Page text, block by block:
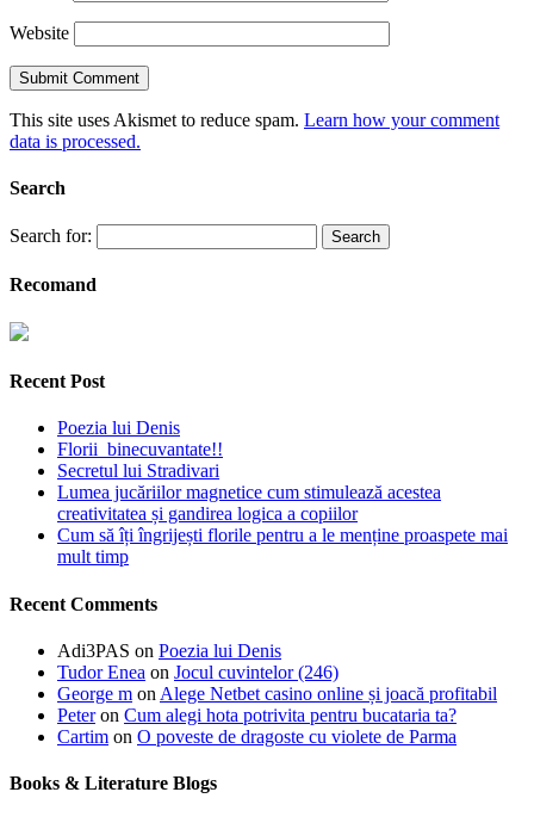
Website
This site uses Akismet to reduce spam. Learn how your comment
data is processed.
Search
Search for:
Recomand
Recent Post
Poezia lui Denis
Florii binecuvantate!!
Secretul lui Stradivari
Lumea jucăriilor magnetice cum stimulează acestea
creativitatea și gandirea logica a copiilor
Cum să îți îngrijești florile pentru a le menține proaspete mai
mult timp
Recent Comments
Adi3PAS on Poezia lui Denis
Tudor Enea on Jocul cuvintelor (246)
George m on Alege Netbet casino online și joacă profitabil
Peteron Cum alegi hota potrivita pentru bucataria ta?
Cartim on O poveste de dragoste cu violete de Parma
Books & Literature Blogs